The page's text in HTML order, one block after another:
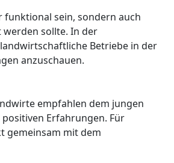
funktional sein, sondern auch
sollte. In der
Betriebe in der
anzuschauen.
empfahlen dem jungen
Erfahrungen. Für
gemeinsam mit dem